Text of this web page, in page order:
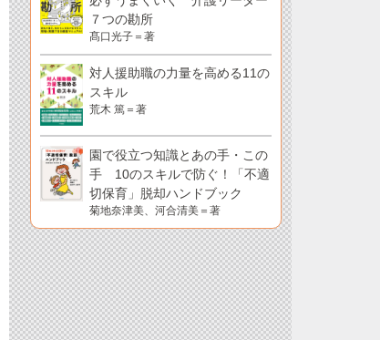
７つの勘所
髙口光子＝著
対人援助職の力量を高める11の
スキル
荒木 篤＝著
園で役立つ知識とあの手・この
手 10のスキルで防ぐ！「不適
切保育」脱却ハンドブック
菊地奈津美、河合清美＝著